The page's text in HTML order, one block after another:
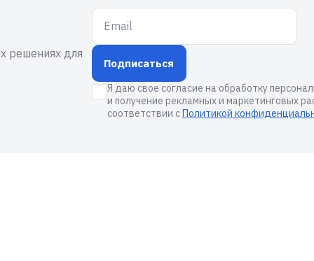
решениях для
Подписаться
Я даю свое согласие на обработку
и получение рекламных и маркетинговых
соответствии сПолитикой